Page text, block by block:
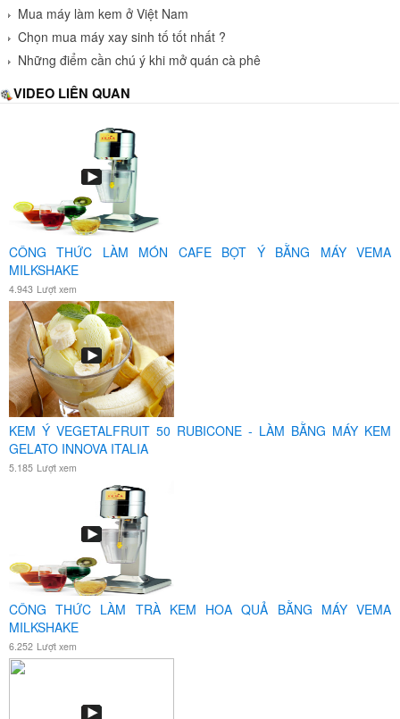
Mua máy làm kem ở Việt Nam
Chọn mua máy xay sinh tố tốt nhất ?
Những điểm cần chú ý khi mở quán cà phê
VIDEO LIÊN QUAN
CÔNG THỨC LÀM MÓN CAFE BỌT Ý BẰNG MÁY VEMA
MILKSHAKE
4.943 Lượt xem
KEM Ý VEGETALFRUIT 50 RUBICONE - LÀM BẰNG MÁY KEM
GELATO INNOVA ITALIA
5.185 Lượt xem
CÔNG THỨC LÀM TRÀ KEM HOA QUẢ BẰNG MÁY VEMA
MILKSHAKE
6.252 Lượt xem